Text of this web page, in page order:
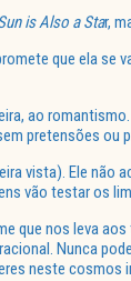
is Also a Star,
que ela se
ao
pretensões ou
vista). Ele
vão testar os
que nos leva
Nunca
neste cosmos